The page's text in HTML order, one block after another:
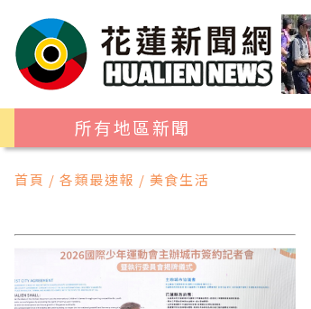
所有地區新聞
首頁 / 各類最速報 / 美食生活